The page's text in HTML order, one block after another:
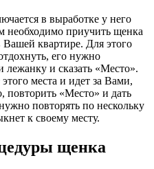
в выработке у него
необходимо приучить щенка
Вашей квартире. Для этого
его нужно
лежанку и сказать «Место».
места и идет за Вами,
повторить «Место» и дать
повторять по нескольку
к своему месту.
щенка